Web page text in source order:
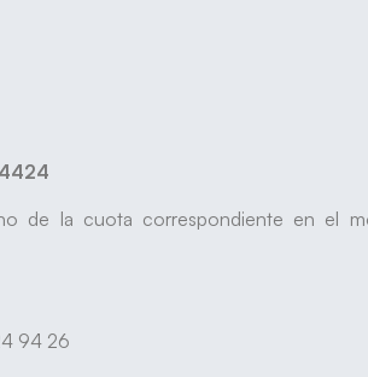
de la cuota correspondiente en el
94 26